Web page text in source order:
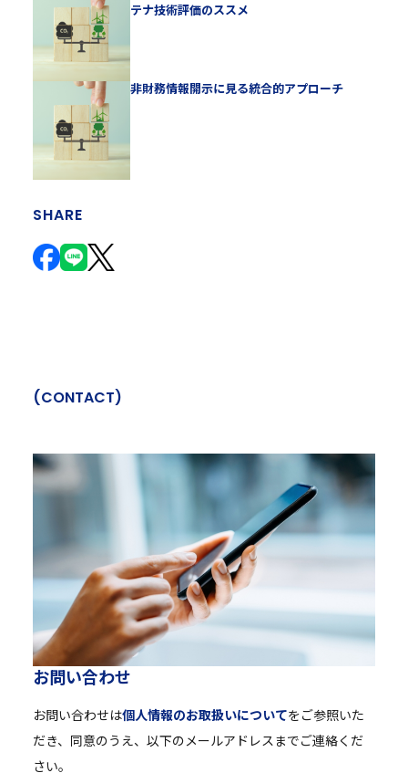
テナ技術評価のススメ
非財務情報開示に見る統合的アプローチ
SHARE
(CONTACT)
お問い合わせ
お問い合わせは個人情報のお取扱いについてをご参照いた
だき、同意のうえ、以下のメールアドレスまでご連絡くだ
さい。